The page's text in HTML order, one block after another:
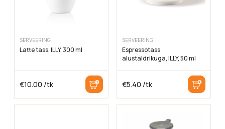
SERVEERING
Latte tass, ILLY, 300 ml
€10.00 /tk
SERVEERING
Espressotass
alustaldrikuga, ILLY, 50 ml
€5.40 /tk